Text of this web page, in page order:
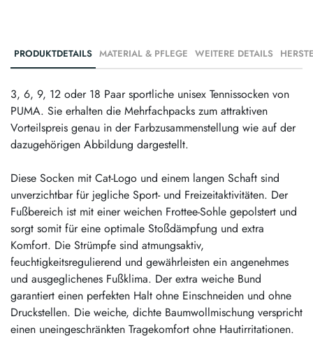
PRODUKTDETAILS MATERIAL & PFLEGE WEITERE DETAILS
3, 6, 9, 12 oder 18 Paar sportliche unisex Tennissocken von
PUMA. Sie erhalten die Mehrfachpacks zum attraktiven
Vorteilspreis genau in der Farbzusammenstellung wie auf der
dazugehörigen Abbildung dargestellt.
Diese Socken mit Cat-Logo und einem langen Schaft sind
unverzichtbar für jegliche Sport- und Freizeitaktivitäten. Der
Fußbereich ist mit einer weichen Frottee-Sohle gepolstert und
sorgt somit für eine optimale Stoßdämpfung und extra
Komfort. Die Strümpfe sind atmungsaktiv,
feuchtigkeitsregulierend und gewährleisten ein angenehmes
und ausgeglichenes Fußklima. Der extra weiche Bund
garantiert einen perfekten Halt ohne Einschneiden und ohne
Druckstellen. Die weiche, dichte Baumwollmischung verspricht
einen uneingeschränkten Tragekomfort ohne Hautirritationen.